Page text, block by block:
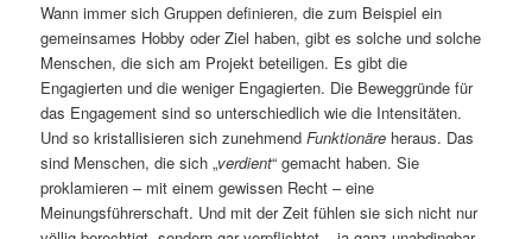
Wann immer sich Gruppen definieren, die zum Beispiel ein
gemeinsames Hobby oder Ziel haben, gibt es solche und solche
Menschen, die sich am Projekt beteiligen. Es gibt die
Engagierten und die weniger Engagierten. Die Beweggründe für
das Engagement sind so unterschiedlich wie die Intensitäten.
Und so kristallisieren sich zunehmendFunktionäre heraus. Das
sind Menschen, die sich „verdient“ gemacht haben. Sie
proklamieren – mit einem gewissen Recht – eine
Meinungsführerschaft. Und mit der Zeit fühlen sie sich nicht nur